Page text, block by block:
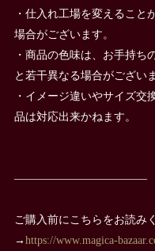
・仕入れ工場を変えること
場合がございます。
・商品の色味は、お手持ち
と若干異なる場合がござい
・イメージ違いやサイズ交
品は対応出来かねます。
————————————
ご購入前にこちらをお読み
→https://www.magica-